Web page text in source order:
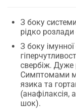
З боку
рідко
З боку
свербіж. Дуже
Симптомами
язика та
(анафілаксія,
шок).